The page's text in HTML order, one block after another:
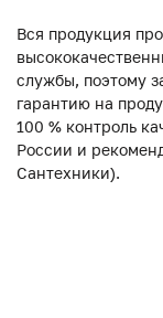
Вся продукция
службы, поэтому
гарантию на
100 % контроль
России и
Сантехники).